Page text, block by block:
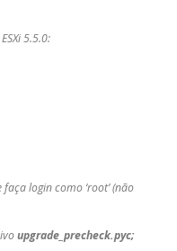
5.5.0:
login como ‘root’ (não
upgrade_precheck.pyc;